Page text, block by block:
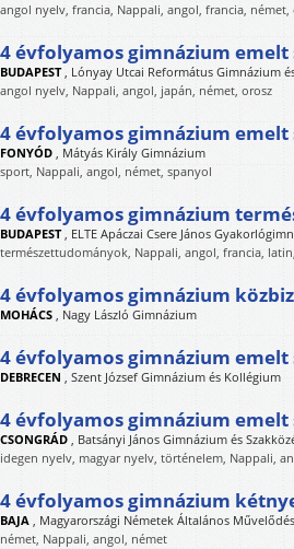
angol nyelv, francia, Nappali, angol, francia, német,
4 évfolyamos gimnázium
BUDAPEST, Lónyay Utcai Református Gimnázium
angol nyelv, Nappali, angol, japán, német, orosz
4 évfolyamos gimnázium
FONYÓD , Mátyás Király Gimnázium
sport, Nappali, angol, német, spanyol
4 évfolyamos gimnázium
BUDAPEST, ELTE Apáczai Csere János
természettudományok, Nappali, angol, francia,
4 évfolyamos gimnázium
MOHÁCS , Nagy László Gimnázium
4 évfolyamos gimnázium
DEBRECEN , Szent József Gimnázium és Kollégium
4 évfolyamos gimnázium
CSONGRÁD , Batsányi János Gimnázium és
idegen nyelv, magyar nyelv, történelem, Nappali,
4 évfolyamos gimnázium
BAJA , Magyarországi Németek Általános
német, Nappali, angol, német